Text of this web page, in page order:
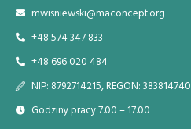
mwisniewski@maconcept.org
+48 574 347 833
+48 696 020 484
NIP: 8792714215, REGON: 383814740
Godziny pracy 7.00 – 17.00